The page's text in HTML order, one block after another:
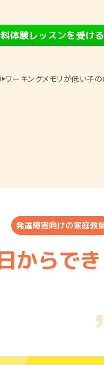
体験レッスンを受ける
ワーキングメモリが低い子
発達障害向けの家庭教
からでき